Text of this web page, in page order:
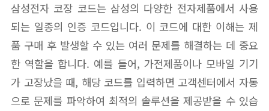
삼성전자 코장 코드는 삼성의 다양한 전자제품에서 사용
되는 일종의 인증 코드입니다. 이 코드에 대한 이해는 제
품 구매 후 발생할 수 있는 여러 문제를 해결하는 데 중요
한 역할을 합니다. 예를 들어, 가전제품이나 모바일 기기
가 고장났을 때, 해당 코드를 입력하면 고객센터에서 자동
으로 문제를 파악하여 최적의 솔루션을 제공받을 수 있습